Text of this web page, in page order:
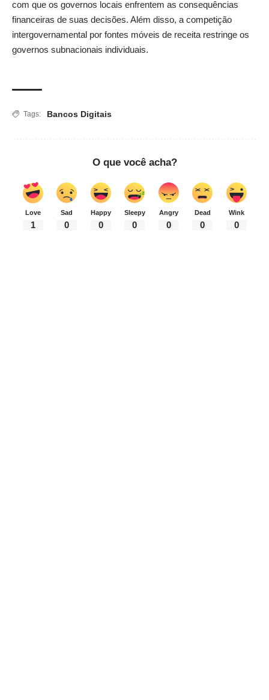
com que os governos locais enfrentem as consequências
financeiras de suas decisões. Além disso, a competição
intergovernamental por fontes móveis de receita restringe os
governos subnacionais individuais.
Tags: Bancos Digitais
O que você acha?
Love
1
Sad
0
Happy
0
Sleepy
0
Angry
0
Dead
0
Wink
0